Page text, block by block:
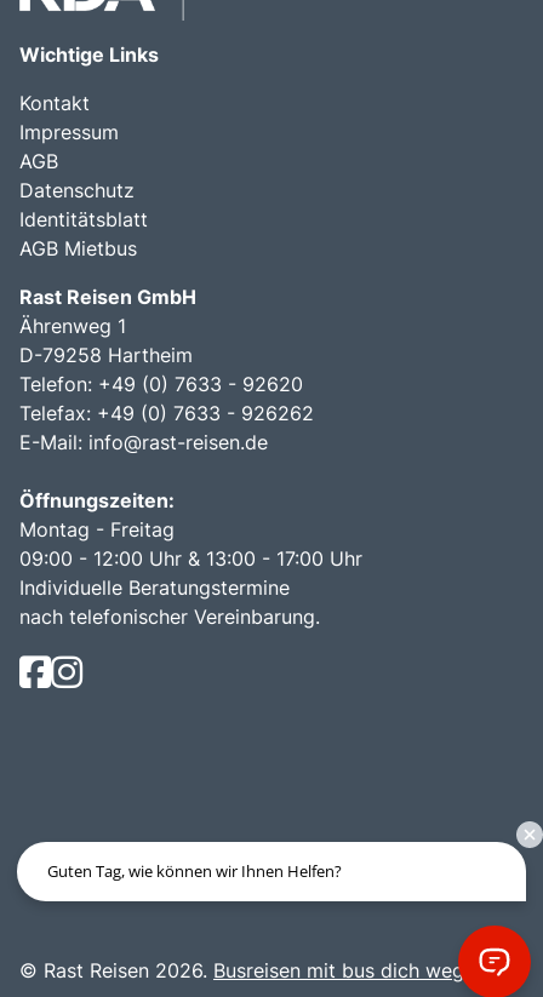
Wichtige Links
Kontakt
Impressum
AGB
Datenschutz
Identitätsblatt
AGB Mietbus
Rast Reisen GmbH
Ährenweg 1
D-79258 Hartheim
Telefon: +49 (0) 7633 - 92620
Telefax: +49 (0) 7633 - 926262
E-Mail: info@rast-reisen.de
Öffnungszeiten:
Montag - Freitag
09:00 - 12:00 Uhr & 13:00 - 17:00 Uhr
Individuelle Beratungstermine
nach telefonischer Vereinbarung.
© Rast Reisen 2026. Busreisen mit bus dich weg!
Guten Tag, wie können wir Ihnen Helfen?